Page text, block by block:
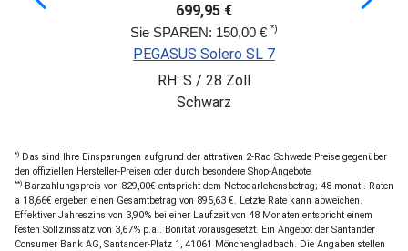
699,95 €
Sie SPAREN: 150,00 € *)
PEGASUS Solero SL 7
RH: S / 28 Zoll
Schwarz
*) Das sind Ihre Einsparungen aufgrund der attrativen 2-Rad Schwede Preise gegenüber
den offiziellen Hersteller-Preisen oder durch besondere Shop-Angebote
**) Barzahlungspreis von 829,00€ entspricht dem Nettodarlehensbetrag; 48 monatl. Raten
a 18,66€ ergeben einen Gesamtbetrag von 895,63 €. Letzte Rate kann abweichen.
Effektiver Jahreszins von 3,90% bei einer Laufzeit von 48 Monaten entspricht einem
festen Sollzinssatz von 3,67% p.a.. Bonität vorausgesetzt. Ein Angebot der Santander
Consumer Bank AG, Santander-Platz 1, 41061 Mönchengladbach. Die Angaben stellen